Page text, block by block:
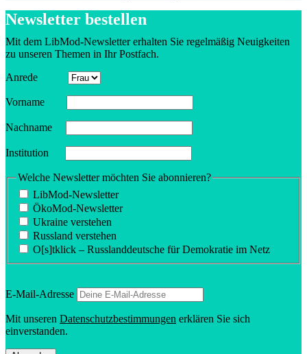
Newsletter bestellen
Mit dem LibMod-Newsletter erhalten Sie regel­mäßig Neuig­keiten
zu unseren Themen in Ihr Postfach.
Anrede
Vorname
Nachname
Insti­tution
Welche Newsletter möchten Sie abonnieren?
LibMod-Newsletter
ÖkoMod-Newsletter
Ukraine verstehen
Russland verstehen
O[s]tklick – Russland­deutsche für Demokratie im Netz
E‑Mail-Adresse
Mit unseren Daten­schutz­be­stim­mungen erklären Sie sich
einverstanden.